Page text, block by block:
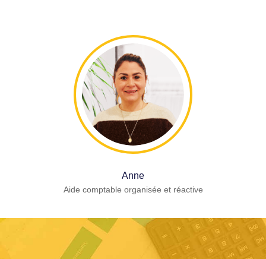
Anne
Aide comptable organisée et réactive